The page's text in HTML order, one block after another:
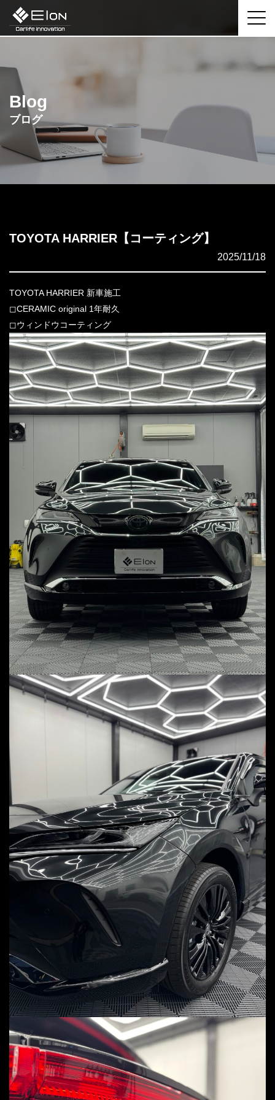
Blog
ブログ
TOYOTA HARRIER【コーティング】
2025/11/18
TOYOTA HARRIER 新車施工
◻︎CERAMIC original 1年耐久
◻︎ウィンドウコーティング